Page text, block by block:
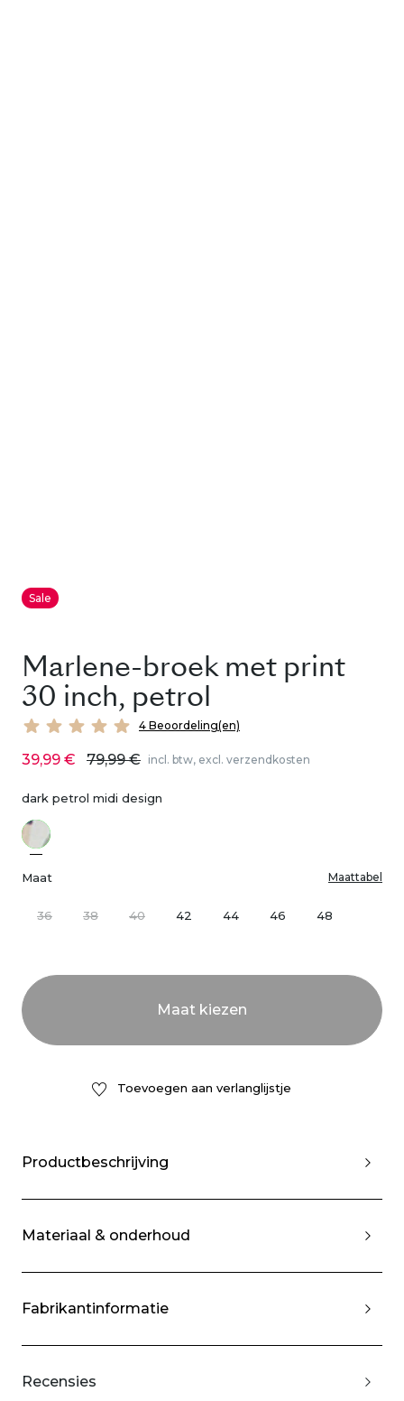
Sale
Marlene-broek met print
30 inch, petrol
4 Beoordeling(en)
39,99 € 79,99 € incl. btw, excl. verzendkosten
dark petrol midi design
Maat Maattabel
36 38 40 42 44 46 48
Toevoegen aan verlanglijstje
Productbeschrijving
Materiaal & onderhoud
Fabrikantinformatie
Recensies